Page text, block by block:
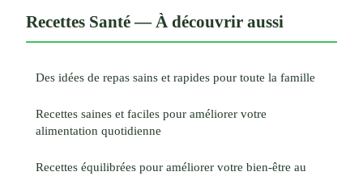
Recettes Santé — À découvrir aussi
Des idées de repas sains et rapides pour toute la famille
Recettes saines et faciles pour améliorer votre
alimentation quotidienne
Recettes équilibrées pour améliorer votre bien-être au